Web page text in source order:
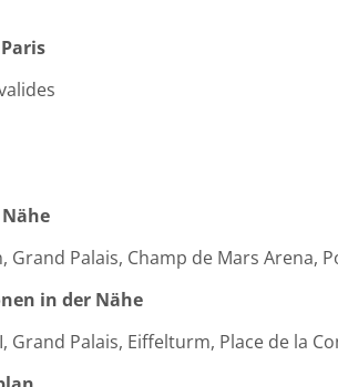
in Paris
der Nähe
Palais, Champ de Mars Arena,
in der Nähe
Grand Palais, Eiffelturm, Place de la